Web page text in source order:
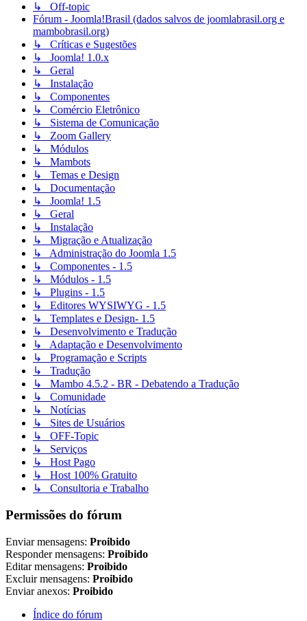
↳ Off-topic
Fórum - Joomla!Brasil (dados salvos de joomlabrasil.org e
mambobrasil.org)
↳ Críticas e Sugestões
↳ Joomla! 1.0.x
↳ Geral
↳ Instalação
↳ Componentes
↳ Comércio Eletrônico
↳ Sistema de Comunicação
↳ Zoom Gallery
↳ Módulos
↳ Mambots
↳ Temas e Design
↳ Documentação
↳ Joomla! 1.5
↳ Geral
↳ Instalação
↳ Migração e Atualização
↳ Administração do Joomla 1.5
↳ Componentes - 1.5
↳ Módulos - 1.5
↳ Plugins - 1.5
↳ Editores WYSIWYG - 1.5
↳ Templates e Design- 1.5
↳ Desenvolvimento e Tradução
↳ Adaptação e Desenvolvimento
↳ Programação e Scripts
↳ Tradução
↳ Mambo 4.5.2 - BR - Debatendo a Tradução
↳ Comunidade
↳ Notícias
↳ Sites de Usuários
↳ OFF-Topic
↳ Serviços
↳ Host Pago
↳ Host 100% Gratuito
↳ Consultoria e Trabalho
Permissões do fórum
Enviar mensagens: Proibido
Responder mensagens: Proibido
Editar mensagens: Proibido
Excluir mensagens: Proibido
Enviar anexos: Proibido
Índice do fórum